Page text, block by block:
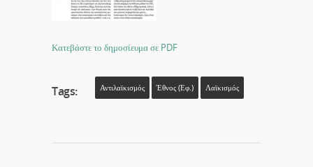
Κατεβάστε το δημοσίευμα σε PDF
Tags: Αντιλαϊκισμός Έθνος (εφ.) Λαϊκισμός